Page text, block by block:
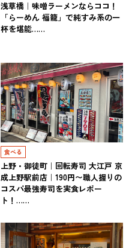
浅草橋｜味噌ラーメンならココ！
「らーめん 福籠」で純すみ系の一
杯を堪能……
食べる
上野・御徒町｜回転寿司 大江戸 京
成上野駅前店｜190円〜職人握りの
コスパ最強寿司を実食レポー
ト！……